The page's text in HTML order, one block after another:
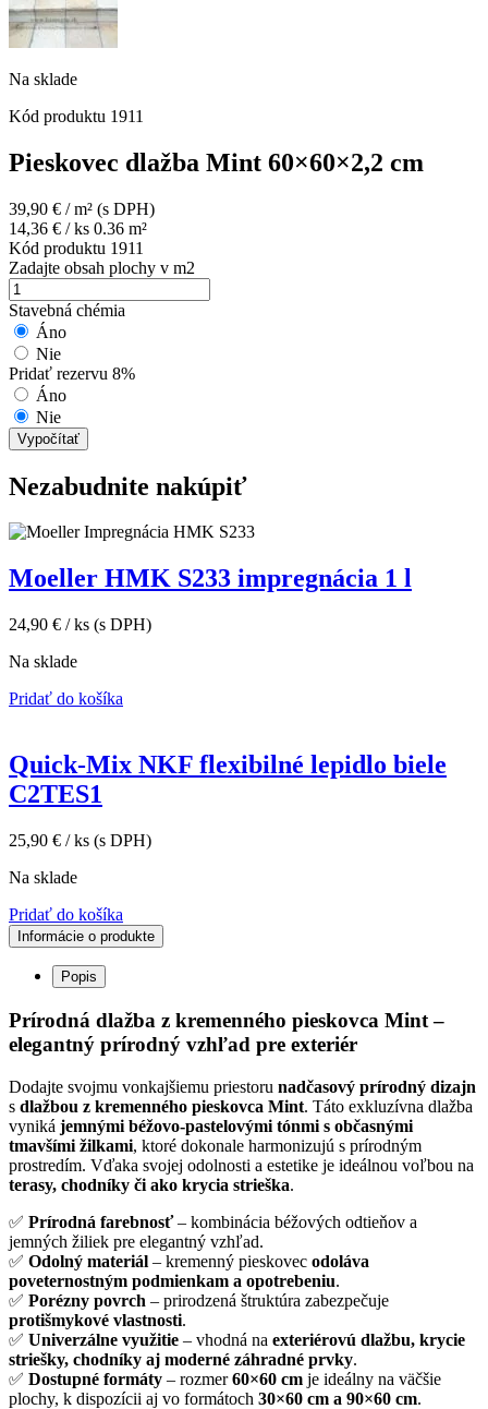
Na sklade
Kód produktu 1911
Pieskovec dlažba Mint 60×60×2,2 cm
39,90 € / m² (s DPH)
14,36 € / ks 0.36 m²
Kód produktu 1911
Zadajte obsah plochy v m2
Stavebná chémia
Áno
Nie
Pridať rezervu 8%
Áno
Nie
Vypočítať
Nezabudnite nakúpiť
Moeller HMK S233 impregnácia 1 l
24,90 € / ks (s DPH)
Na sklade
Pridať do košíka
Quick-Mix NKF flexibilné lepidlo biele
C2TES1
25,90 € / ks (s DPH)
Na sklade
Pridať do košíka
Informácie o produkte
Popis
Prírodná dlažba z kremenného pieskovca Mint –
elegantný prírodný vzhľad pre exteriér
Dodajte svojmu vonkajšiemu priestoru nadčasový prírodný dizajn
s dlažbou z kremenného pieskovca Mint. Táto exkluzívna dlažba
vyniká jemnými béžovo-pastelovými tónmi s občasnými
tmavšími žilkami, ktoré dokonale harmonizujú s prírodným
prostredím. Vďaka svojej odolnosti a estetike je ideálnou voľbou na
terasy, chodníky či ako krycia strieška.
✅ Prírodná farebnosť– kombinácia béžových odtieňov a
jemných žiliek pre elegantný vzhľad.
✅ Odolný materiál – kremenný pieskovec odoláva
poveternostným podmienkam a opotrebeniu.
✅ Porézny povrch – prirodzená štruktúra zabezpečuje
protišmykové vlastnosti.
✅ Univerzálne využitie – vhodná na exteriérovú dlažbu, krycie
striešky, chodníky aj moderné záhradné prvky.
✅ Dostupné formáty – rozmer60×60 cm je ideálny na väčšie
plochy, k dispozícii aj vo formátoch 30×60 cm a 90×60 cm.